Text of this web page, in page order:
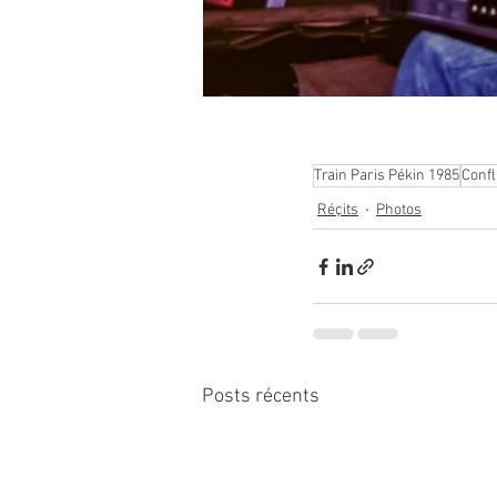
Train Paris Pékin 1985
Réçits
Photos
Posts récents